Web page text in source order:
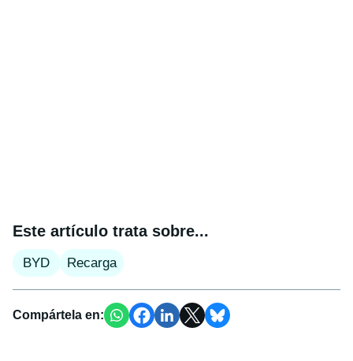
Este artículo trata sobre...
BYD Recarga
Compártela en: